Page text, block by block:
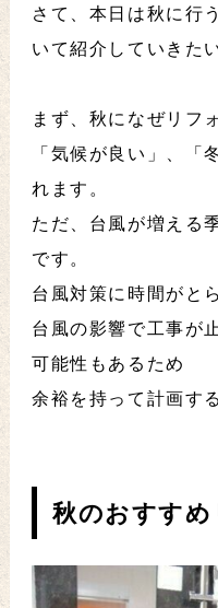
さて、本日は秋に行
いて紹介していきた
まず、秋になぜリフ
「気候が良い」、「
れます。
ただ、台風が増える
です。
台風対策に時間がと
台風の影響で工事が
可能性もあるため
余裕を持って計画す
秋のおすす